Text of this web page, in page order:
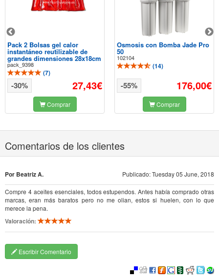
Pack 2 Bolsas gel calor
instantáneo reutilizable de
grandes dimensiones 28x18cm
pack_9398
(7)
27,43€
-30%
Comprar
Osmosis con Bomba Jade Pro
50
102104
(14)
176,00€
-55%
Comprar
Comentarios de los clientes
Por Beatriz A. Publicado: Tuesday 05 June, 2018
Compre 4 aceites esenciales, todos estupendos. Antes había comprado otras
marcas, eran más baratos pero no me olian, estos si huelen, con lo que
merece la pena.
Valoración:
Escribir Comentario